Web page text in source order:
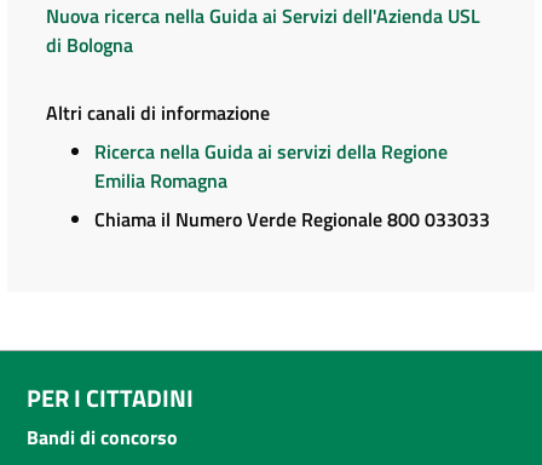
Nuova ricerca nella Guida ai Servizi dell'Azienda USL
di Bologna
Altri canali di informazione
Ricerca nella Guida ai servizi della Regione
Emilia Romagna
Chiama il Numero Verde Regionale 800 033033
PER I CITTADINI
Bandi di concorso